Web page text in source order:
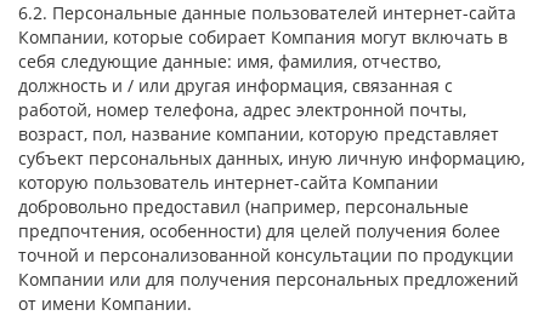
6.2. Персональные данные пользователей интернет-сайта
Компании, которые собирает Компания могут включать в
себя следующие данные: имя, фамилия, отчество,
должность и / или другая информация, связанная с
работой, номер телефона, адрес электронной почты,
возраст, пол, название компании, которую представляет
субъект персональных данных, иную личную информацию,
которую пользователь интернет-сайта Компании
добровольно предоставил (например, персональные
предпочтения, особенности) для целей получения более
точной и персонализованной консультации по продукции
Компании или для получения персональных предложений
от имени Компании.